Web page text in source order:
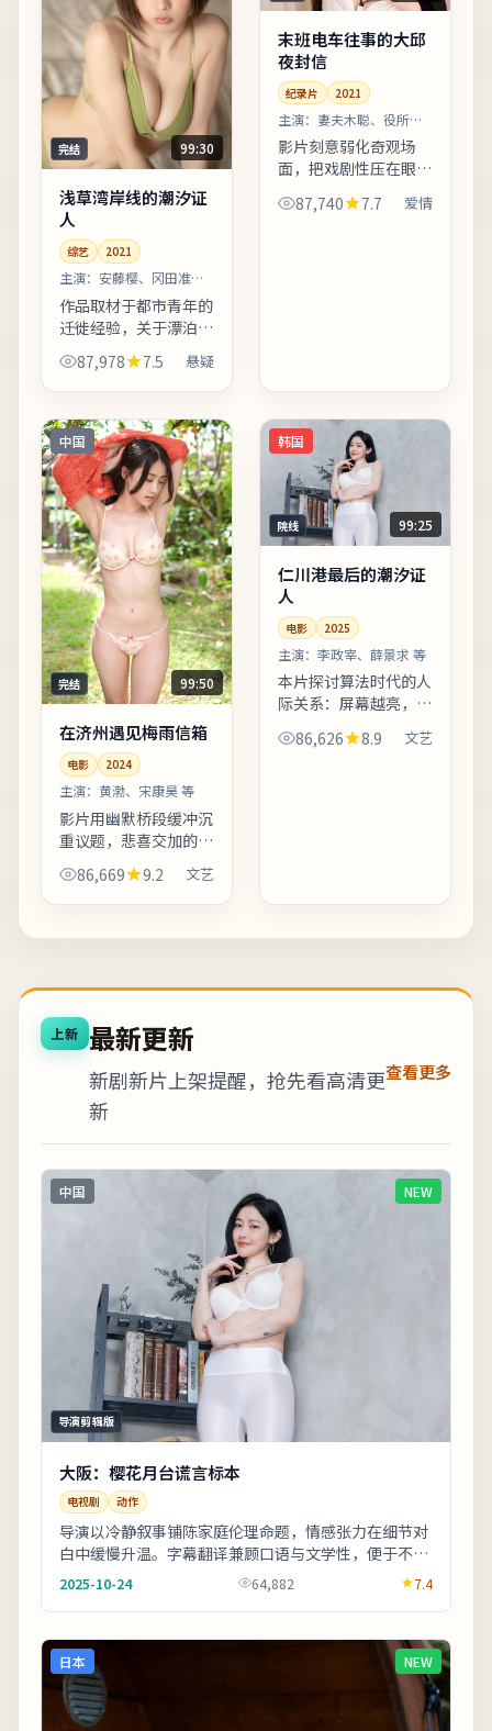
完结 99:30
浅草湾岸线的潮汐证
人
综艺 2021
主演： 安藤樱、冈田准一
等
作品取材于都市青年的
迁徙经验，关于漂泊、
归属与自我和解。爱情
线并非主轴，却在关键
迹。剧情信息与人物关
系可在二刷时解锁更多
前后...
87,978 7.5 悬疑
末班电车往事的大邱
夜封信
纪录片 2021
主演： 妻夫木聪、役所广
司 等
影片刻意弱化奇观场
面，把戏剧性压在眼神
与停顿之间。人物行走
路线经过精心设计，反
87,740 7.7 爱情
中国
完结 99:50
在济州遇见梅雨信箱
电影 2024
主演： 黄渤、宋康昊 等
影片用幽默桥段缓冲沉
重议题，悲喜交加的节
奏把握稳健。叙事视角
在不同章节切换，观众
86,669 9.2 文艺
韩国
院线 99:25
仁川港最后的潮汐证
人
电影 2025
主演： 李政宰、薛景求 等
本片探讨算法时代的人
际关系：屏幕越亮，误
解越深。爱情线并非主
轴，却在关键时刻改变
86,626 8.9 文艺
上新 最新更新
新剧新片上架提醒，抢先看高清更
新
查看更多
中国 NEW
导演剪辑版
大阪：樱花月台谎言标本
电视剧 动作
导演以冷静叙事铺陈家庭伦理命题，情感张力在细节对
白中缓慢升温。字幕翻译兼顾口语与文学性，便于不同
年龄段观众理解。上线之后口碑分化属正常现象，建
议...
2025-10-24 64,882 7.4
日本 NEW